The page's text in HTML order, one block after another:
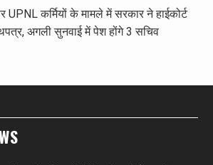
UPNL कर्मियों के मामले में सरकार ने हाईकोर्ट
अगली सुनवाई में पेश होंगे 3 सचिव